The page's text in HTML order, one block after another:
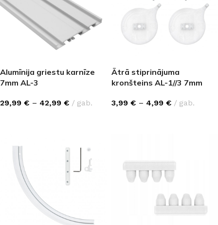
Alumīnija griestu karnīze
7mm AL-3
29,99 € – 42,99 € gab.
Ātrā stiprinājuma
kronšteins AL-1//3 7mm
3,99 € – 4,99 € gab.